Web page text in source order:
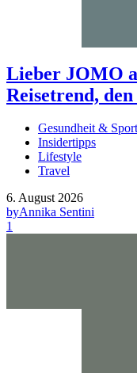
Lieber JOMO
Reisetrend,
Gesundheit & Sport
Insidertipps
Lifestyle
Travel
6. August 2026
byAnnika Sentini
1